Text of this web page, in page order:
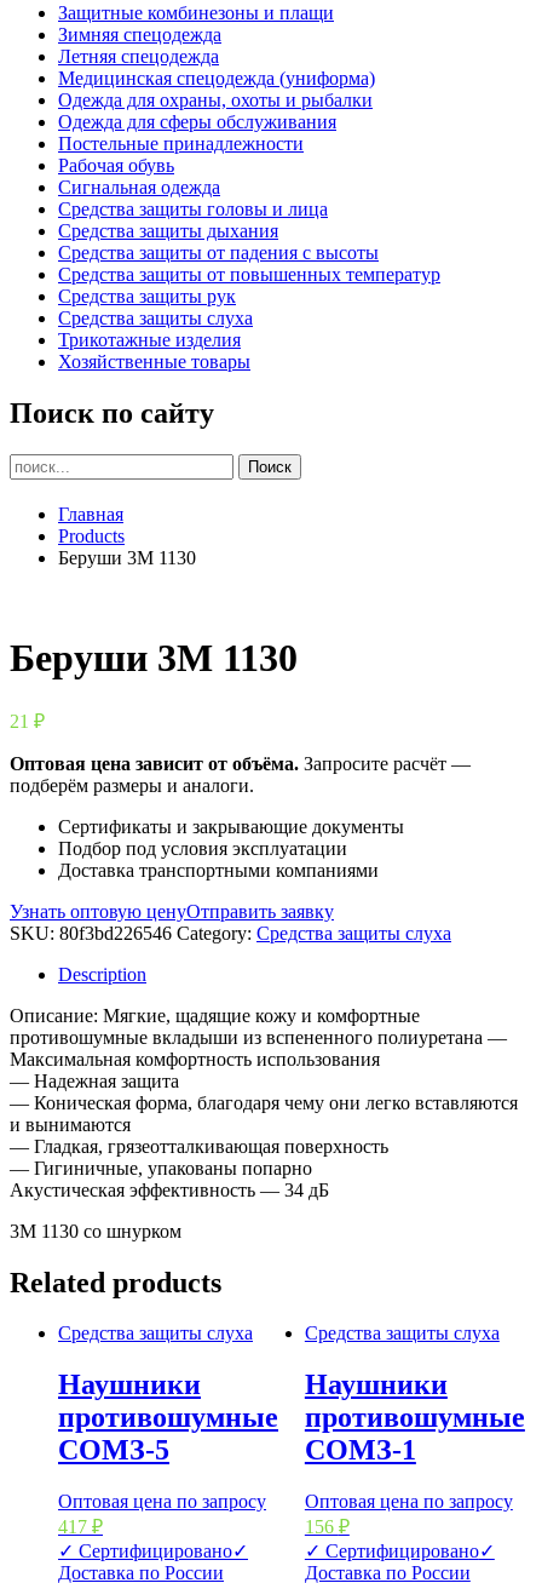
Защитные комбинезоны и плащи
Зимняя спецодежда
Летняя спецодежда
Медицинская спецодежда (униформа)
Одежда для охраны, охоты и рыбалки
Одежда для сферы обслуживания
Постельные принадлежности
Рабочая обувь
Сигнальная одежда
Средства защиты головы и лица
Средства защиты дыхания
Средства защиты от падения с высоты
Средства защиты от повышенных температур
Средства защиты рук
Средства защиты слуха
Трикотажные изделия
Хозяйственные товары
Поиск по сайту
Главная
Products
Беруши 3М 1130
Беруши 3М 1130
21 ₽
Оптовая цена зависит от объёма. Запросите расчёт —
подберём размеры и аналоги.
Сертификаты и закрывающие документы
Подбор под условия эксплуатации
Доставка транспортными компаниями
Узнать оптовую ценуОтправить заявку
SKU: 80f3bd226546 Category: Средства защиты слуха
Description
Описание: Мягкие, щадящие кожу и комфортные
противошумные вкладыши из вспененного полиуретана —
Максимальная комфортность использования
— Надежная защита
— Коническая форма, благодаря чему они легко вставляются
и вынимаются
— Гладкая, грязеотталкивающая поверхность
— Гигиничные, упакованы попарно
Акустическая эффективность — 34 дБ
3М 1130 со шнурком
Related products
Средства защиты слуха
Наушники
противошумные
СОМЗ-5
Оптовая цена по запросу
417 ₽
✓ Сертифицировано✓
Доставка по России
Средства защиты слуха
Наушники
противошумные
СОМЗ-1
Оптовая цена по запросу
156 ₽
✓ Сертифицировано✓
Доставка по России